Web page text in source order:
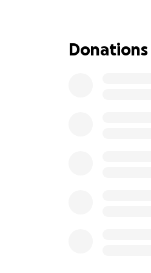
no puedes donar
forma poderosa
Donations